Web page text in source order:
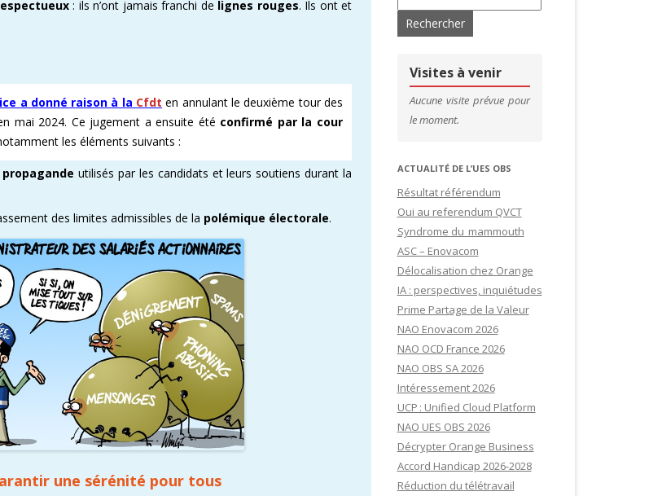
PROCHAINES VISITES DE SITES
ADMINISTRATION CANDIDATURES
CONTACTS & LIENS UTILES
: ils n’ont jamais franchi de lignes rouges. Ils ont et
a donné raison à la Cfdt en annulant le deuxième tour des
mai 2024. Ce jugement a ensuite été confirmé par la cour
les éléments suivants :
utilisés par les candidats et leurs soutiens durant la
des limites admissibles de la polémique électorale.
une sérénité pour tous
Visites à venir
Aucune visite prévue pour
le moment.
ACTUALITÉ DE L’UES OBS
Résultat référendum
Oui au referendum QVCT
Syndrome du mammouth
ASC – Enovacom
Délocalisation chez Orange
IA : perspectives, inquiétudes
Prime Partage de la Valeur
NAO Enovacom 2026
NAO OCD France 2026
NAO OBS SA 2026
Intéressement 2026
UCP : Unified Cloud Platform
NAO UES OBS 2026
Décrypter Orange Business
Accord Handicap 2026-2028
Réduction du télétravail